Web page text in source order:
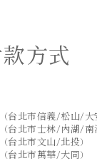
方式
台北市信義/松山/大
台北市士林/內湖/南
台北市文山/北投）
台北市萬華/大同）